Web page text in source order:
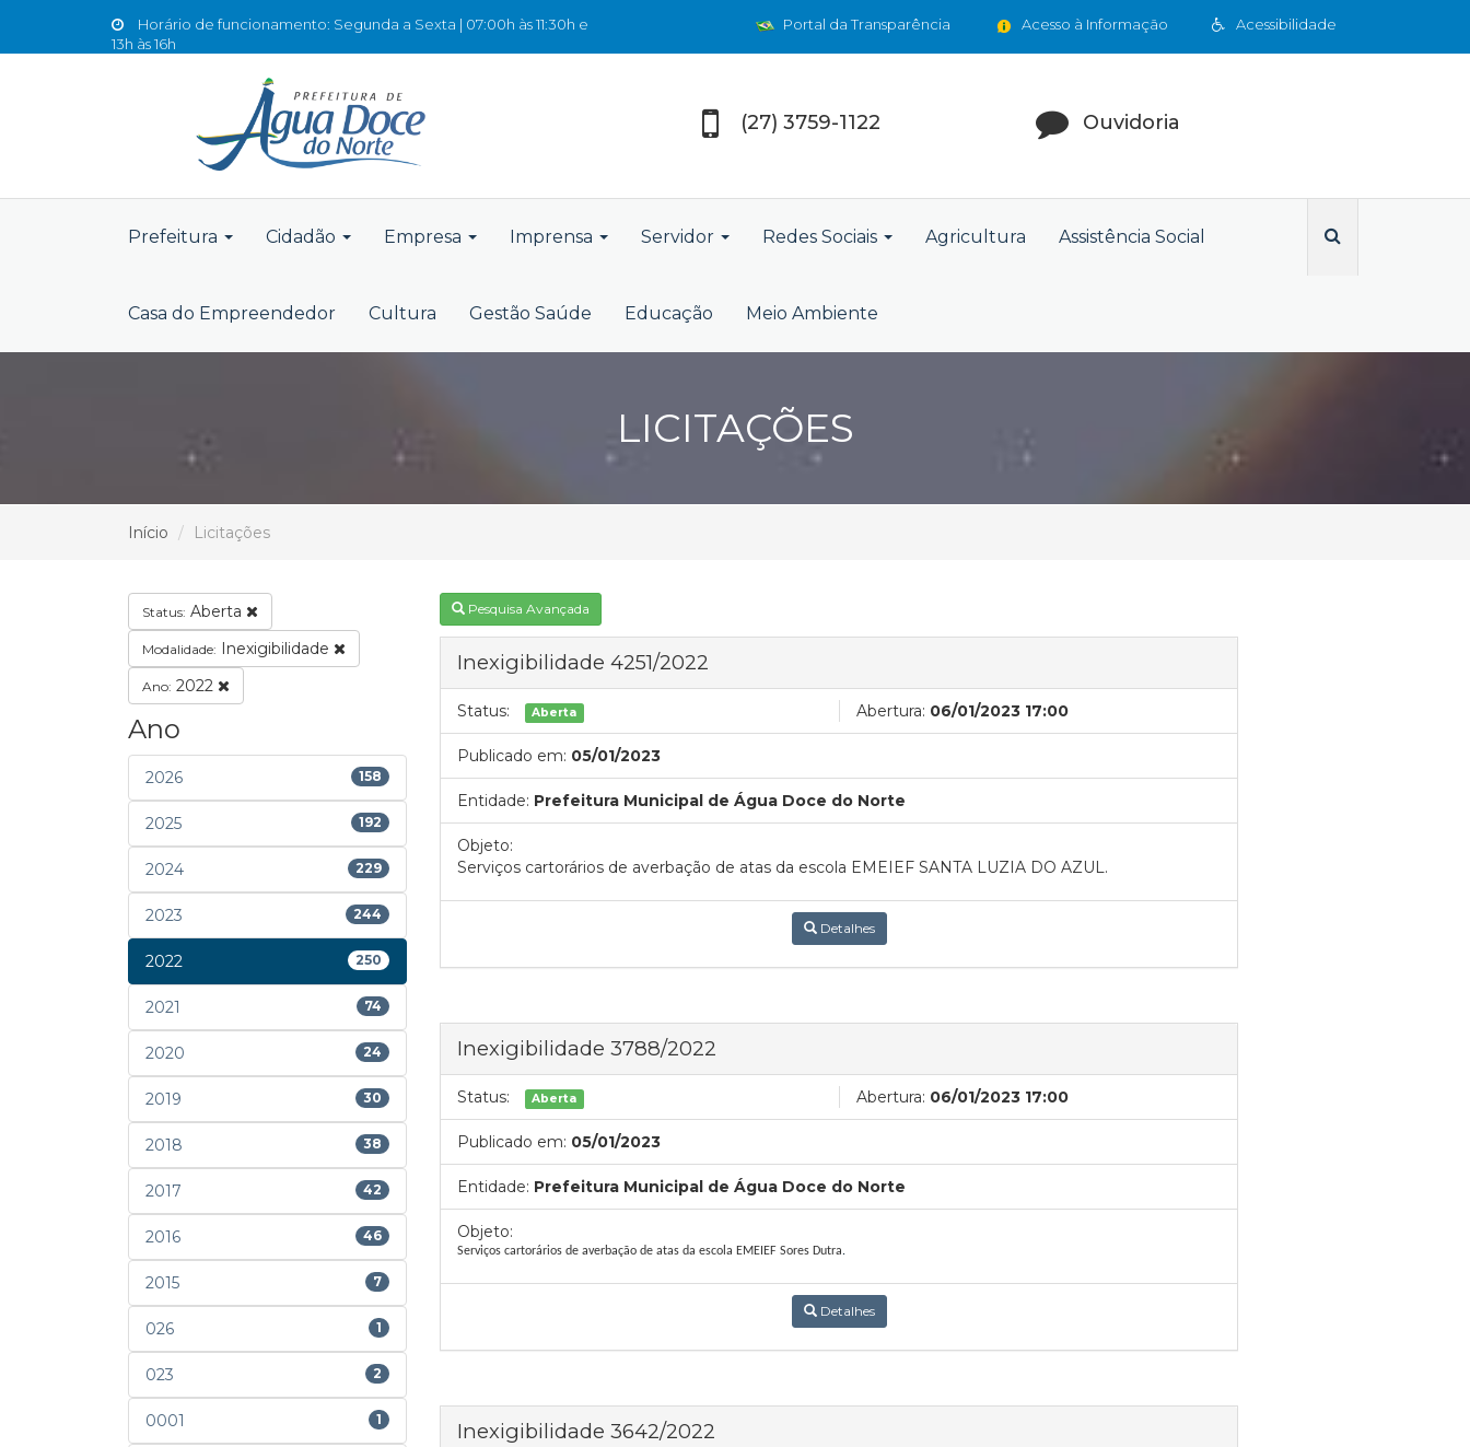
Horário de funcionamento: Segunda a Sexta | 07:00h às 11:30h e
13h às 16h
Acessibilidade
Acesso à Informação
Portal da Transparência
(27) 3759-1122 Ouvidoria
Prefeitura Cidadão Empresa Imprensa Servidor Redes Sociais Agricultura Assistência Social
Casa do Empreendedor Cultura Gestão Saúde Educação Meio Ambiente
LICITAÇÕES
Início Licitações
Status: Aberta
Modalidade: Inexigibilidade
Ano: 2022
Ano
2026 158
2025 192
2024 229
2023 244
2022 250
2021 74
2020 24
2019 30
2018 38
2017 42
2016 46
2015 7
026 1
023 2
0001 1
Pesquisa Avançada
Inexigibilidade 4251/2022
Status: Aberta Abertura: 06/01/2023 17:00
Publicado em: 05/01/2023
Entidade: Prefeitura Municipal de Água Doce do Norte
Objeto:
Serviços cartorários de averbação de atas da escola EMEIEF SANTA LUZIA DO AZUL.
Detalhes
Inexigibilidade 3788/2022
Status: Aberta Abertura: 06/01/2023 17:00
Publicado em: 05/01/2023
Entidade: Prefeitura Municipal de Água Doce do Norte
Objeto:
Serviços cartorários de averbação de atas da escola EMEIEF Sores Dutra.
Detalhes
Inexigibilidade 3642/2022